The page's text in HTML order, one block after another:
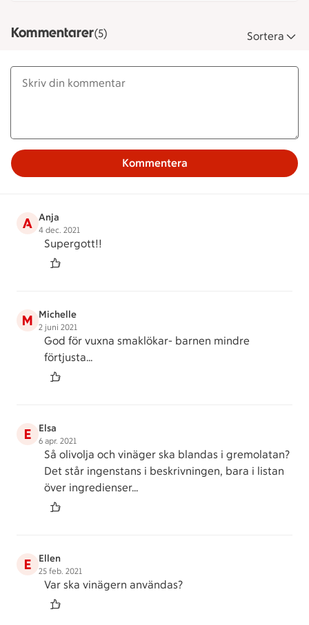
Kommentarer(5) Sortera
Kommentera
A Anja
4 dec. 2021
Supergott!!
M Michelle
2 juni 2021
God för vuxna smaklökar- barnen mindre
förtjusta...
E Elsa
6 apr. 2021
Så olivolja och vinäger ska blandas i gremolatan?
Det står ingenstans i beskrivningen, bara i listan
över ingredienser...
E Ellen
25 feb. 2021
Var ska vinägern användas?